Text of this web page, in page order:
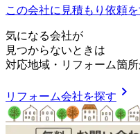
この会社に見積もり依頼を
気になる会社が
見つからないときは
対応地域 ・ リフォーム箇所
リフォーム会社を探す chevron_right